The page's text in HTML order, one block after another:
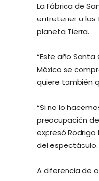
La Fábrica de
entretener a las
planeta Tierra.
“Este año
México se
quiere también
“Si no lo
preocupación
expresó
del espectáculo.
A diferencia de